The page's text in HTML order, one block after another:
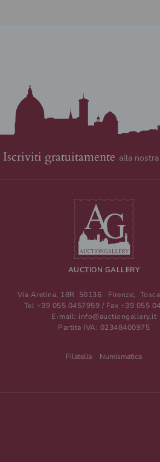
Iscriviti gratuitamente alla
AUCTION GALLERY
Via Aretina, 18R 50136 Firenze,
Tel +39 055 0457959 / Fax +39 055
E-mail: info@auctiongallery.it
Partita IVA: 02348400975
Filatelia Numismatica